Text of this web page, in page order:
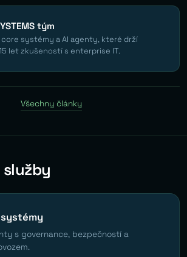
tým
systémy a AI agenty, které drží
let zkušeností s enterprise IT.
Všechny články
s governance, bezpečností a